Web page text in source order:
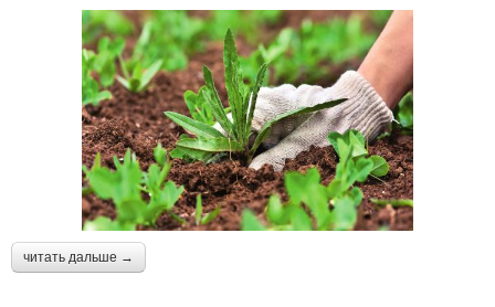
читать дальше →